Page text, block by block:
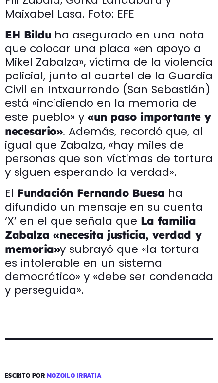
Maixabel Lasa. Foto: EFE
EH Bildu ha asegurado en una nota
que colocar una placa «en apoyo a
Mikel Zabalza», víctima de la violencia
policial, junto al cuartel de la Guardia
Civil en Intxaurrondo (San Sebastián)
está «incidiendo en la memoria de
este pueblo» y «un paso importante y
necesario». Además, recordó que, al
igual que Zabalza, «hay miles de
personas que son víctimas de tortura
y siguen esperando la verdad».
El Fundación Fernando Buesa ha
difundido un mensaje en su cuenta
‘X’ en el que señala que La familia
Zabalza «necesita justicia, verdad y
memoria»y subrayó que «la tortura
es intolerable en un sistema
democrático» y «debe ser condenada
y perseguida».
ESCRITO PORMOZOILO IRRATIA